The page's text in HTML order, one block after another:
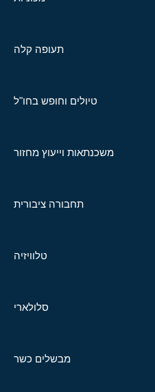
תעופה קלה
טיולים וחופש בחו"ל
משכנתאות וייעוץ מחזור
תחבורה ציבורית
טלוויזיה
סלולארי
מבשלים כשר